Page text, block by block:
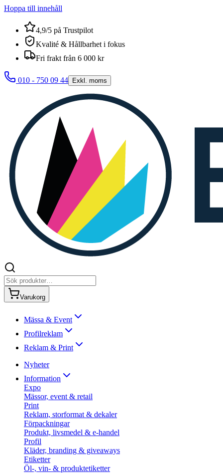
Hoppa till innehåll
4,9/5 på Trustpilot
Kvalité & Hållbarhet i fokus
Fri frakt från 6 000 kr
010 - 750 09 44 Exkl. moms
Varukorg
Mässa & Event
Profilreklam
Reklam & Print
Nyheter
Information
Expo
Mässor, event & retail
Print
Reklam, storformat & dekaler
Förpackningar
Produkt, livsmedel & e-handel
Profil
Kläder, branding & giveaways
Etiketter
Öl-, vin- & produktetiketter